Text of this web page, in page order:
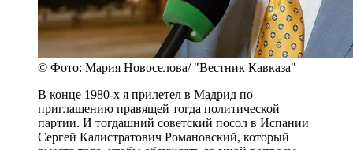
© Фото: Мария Новоселова/ "Вестник Кавказа"
В конце 1980-х я прилетел в Мадрид по
приглашению правящей тогда политической
партии. И тогдашний советский посол в Испании
Сергей Калистратович Романовский, который